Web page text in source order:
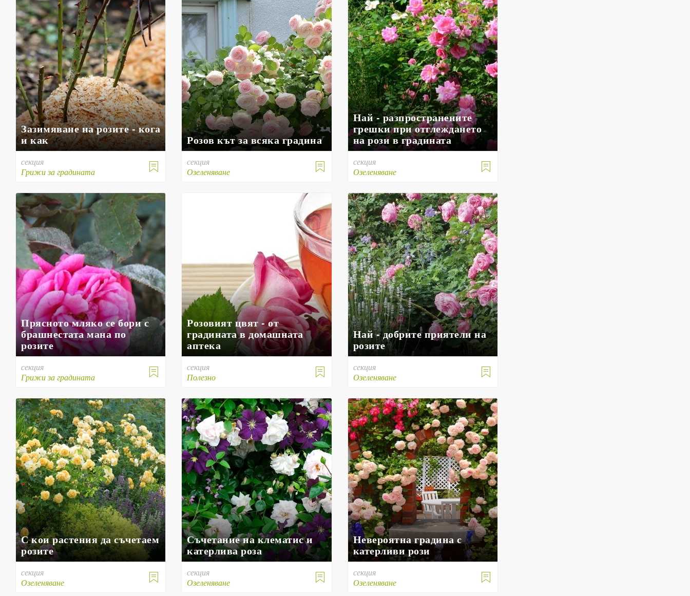
Зазимяване на розите - кога
и как

секция
Грижи за градината
Розов кът за всяка градина

секция
Озеленяване
Най - разпространените
грешки при отглеждането
на рози в градината

секция
Озеленяване
Прясното мляко се бори с
брашнестата мана по
розите

секция
Грижи за градината
Розовият цвят - от
градината в домашната
аптека

секция
Полезно
Най - добрите приятели на
розите

секция
Озеленяване
С кои растения да съчетаем
розите

секция
Озеленяване
Съчетание на клематис и
катерлива роза

секция
Озеленяване
Невероятна градина с
катерливи рози

секция
Озеленяване